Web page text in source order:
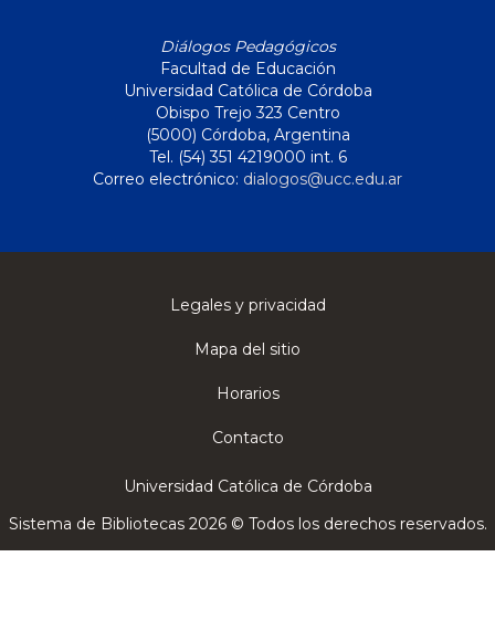
Diálogos Pedagógicos
Facultad de Educación
Universidad Católica de Córdoba
Obispo Trejo 323 Centro
(5000) Córdoba, Argentina
Tel. (54) 351 4219000 int. 6
Correo electrónico: dialogos@ucc.edu.ar
Legales y privacidad
Mapa del sitio
Horarios
Contacto
Universidad Católica de Córdoba
Sistema de Bibliotecas 2026 © Todos los derechos reservados.